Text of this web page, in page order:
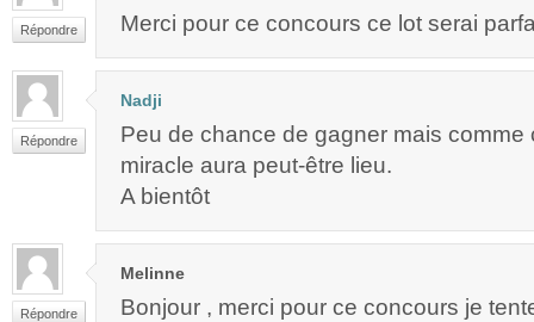
Répondre Merci pour ce concours ce lot serai
Répondre
Nadji
Peu de chance de gagner mais comme
miracle aura peut-être lieu.
A bientôt
Répondre
Melinne
Bonjour , merci pour ce concours je